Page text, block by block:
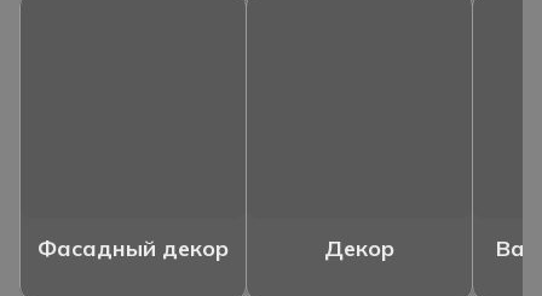
Фасадный декор Декор